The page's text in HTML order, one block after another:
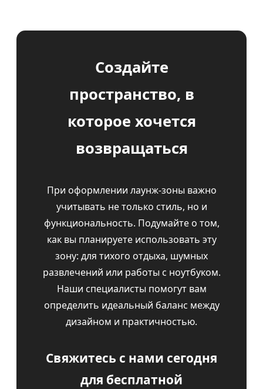
Создайте
пространство, в
которое хочется
возвращаться
При оформлении лаунж-зоны важно
учитывать не только стиль, но и
функциональность. Подумайте о том,
как вы планируете использовать эту
зону: для тихого отдыха, шумных
развлечений или работы с ноутбуком.
Наши специалисты помогут вам
определить идеальный баланс между
дизайном и практичностью.
Свяжитесь с нами сегодня
для бесплатной